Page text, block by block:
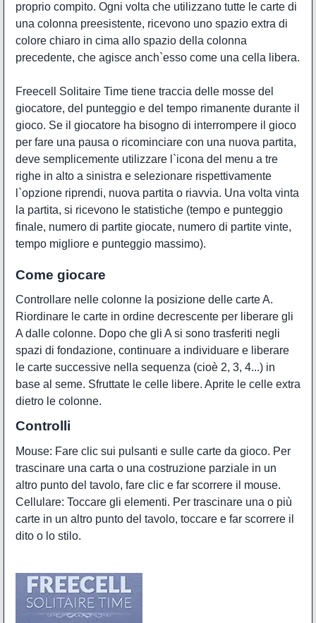
proprio compito. Ogni volta che utilizzano tutte le carte di
una colonna preesistente, ricevono uno spazio extra di
colore chiaro in cima allo spazio della colonna
precedente, che agisce anch`esso come una cella libera.
Freecell Solitaire Time tiene traccia delle mosse del
giocatore, del punteggio e del tempo rimanente durante il
gioco. Se il giocatore ha bisogno di interrompere il gioco
per fare una pausa o ricominciare con una nuova partita,
deve semplicemente utilizzare l`icona del menu a tre
righe in alto a sinistra e selezionare rispettivamente
l`opzione riprendi, nuova partita o riavvia. Una volta vinta
la partita, si ricevono le statistiche (tempo e punteggio
finale, numero di partite giocate, numero di partite vinte,
tempo migliore e punteggio massimo).
Come giocare
Controllare nelle colonne la posizione delle carte A.
Riordinare le carte in ordine decrescente per liberare gli
A dalle colonne. Dopo che gli A si sono trasferiti negli
spazi di fondazione, continuare a individuare e liberare
le carte successive nella sequenza (cioè 2, 3, 4...) in
base al seme. Sfruttate le celle libere. Aprite le celle extra
dietro le colonne.
Controlli
Mouse: Fare clic sui pulsanti e sulle carte da gioco. Per
trascinare una carta o una costruzione parziale in un
altro punto del tavolo, fare clic e far scorrere il mouse.
Cellulare: Toccare gli elementi. Per trascinare una o più
carte in un altro punto del tavolo, toccare e far scorrere il
dito o lo stilo.